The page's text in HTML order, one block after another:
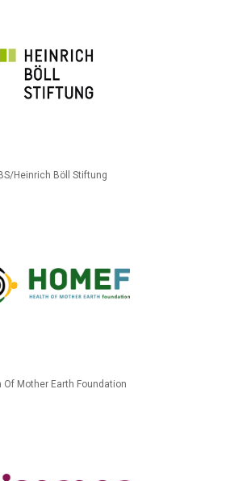
Heinrich Böll Stiftung
Of Mother Earth Foundation